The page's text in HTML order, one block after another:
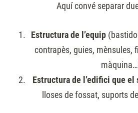
Aquí convé separar
Estructura de l’equip
contrapès, guies, mènsules,
Estructura de l’edifici que el
lloses de fossat, suports